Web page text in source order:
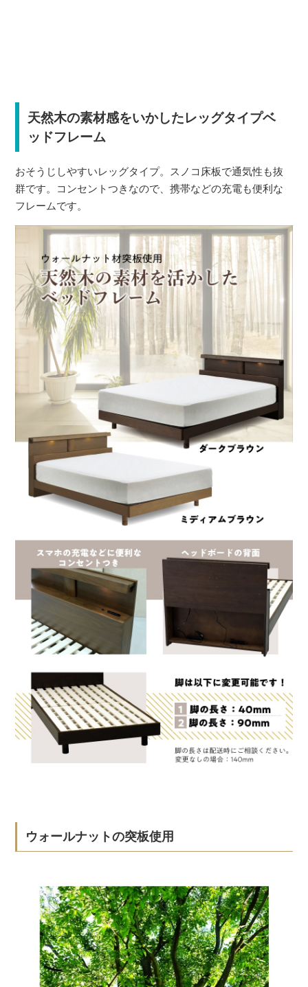
天然木の素材感をいかしたレッグタイプベ
ッドフレーム
おそうじしやすいレッグタイプ。スノコ床板で通気性も抜
群です。コンセントつきなので、携帯などの充電も便利な
フレームです。
ウォールナットの突板使用